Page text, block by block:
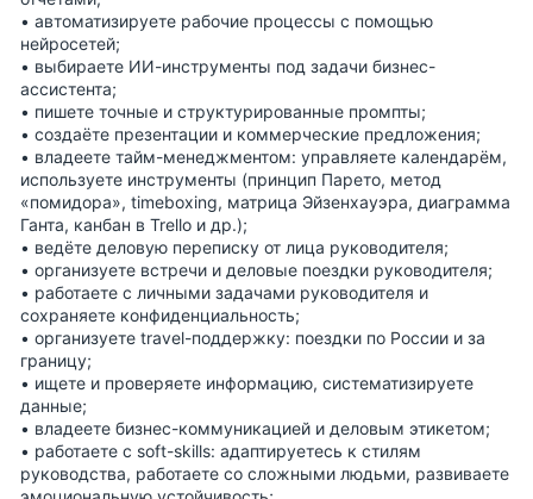
• автоматизируете рабочие процессы с помощью
нейросетей;
• выбираете ИИ-инструменты под задачи бизнес-
ассистента;
• пишете точные и структурированные промпты;
• создаёте презентации и коммерческие предложения;
• владеете тайм-менеджментом: управляете календарём,
используете инструменты (принцип Парето, метод
«помидора», timeboxing, матрица Эйзенхауэра, диаграмма
Ганта, канбан в Trello и др.);
• ведёте деловую переписку от лица руководителя;
• организуете встречи и деловые поездки руководителя;
• работаете с личными задачами руководителя и
сохраняете конфиденциальность;
• организуете travel-поддержку: поездки по России и за
границу;
• ищете и проверяете информацию, систематизируете
данные;
• владеете бизнес-коммуникацией и деловым этикетом;
• работаете с soft-skills: адаптируетесь к стилям
руководства, работаете со сложными людьми, развиваете